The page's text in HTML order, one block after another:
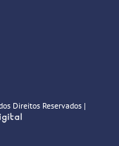
Direitos Reservados |